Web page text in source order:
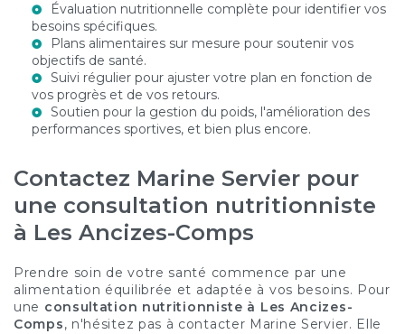
Évaluation nutritionnelle complète pour identifier vos
besoins spécifiques.
Plans alimentaires sur mesure pour soutenir vos
objectifs de santé.
Suivi régulier pour ajuster votre plan en fonction de
vos progrès et de vos retours.
Soutien pour la gestion du poids, l'amélioration des
performances sportives, et bien plus encore.
Contactez Marine Servier pour
une consultation nutritionniste
à Les Ancizes-Comps
Prendre soin de votre santé commence par une
alimentation équilibrée et adaptée à vos besoins. Pour
une consultation nutritionniste à Les Ancizes-
Comps, n'hésitez pas à contacter Marine Servier. Elle